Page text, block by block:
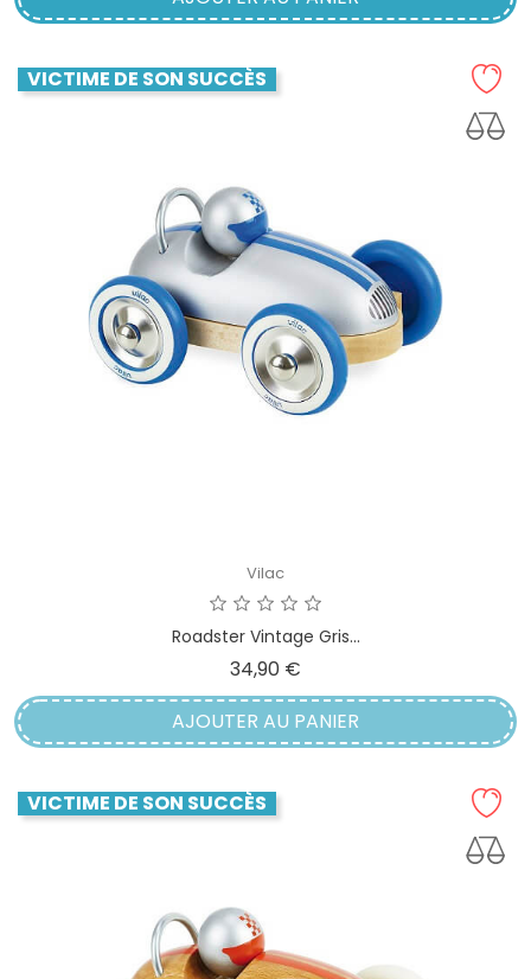
VICTIME DE SON SUCCÈS
Vilac
Roadster Vintage Gris...
34,90 €
AJOUTER AU PANIER
VICTIME DE SON SUCCÈS